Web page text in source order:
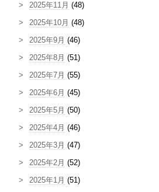
2025年11月 (48)
2025年10月 (48)
2025年9月 (46)
2025年8月 (51)
2025年7月 (55)
2025年6月 (45)
2025年5月 (50)
2025年4月 (46)
2025年3月 (47)
2025年2月 (52)
2025年1月 (51)